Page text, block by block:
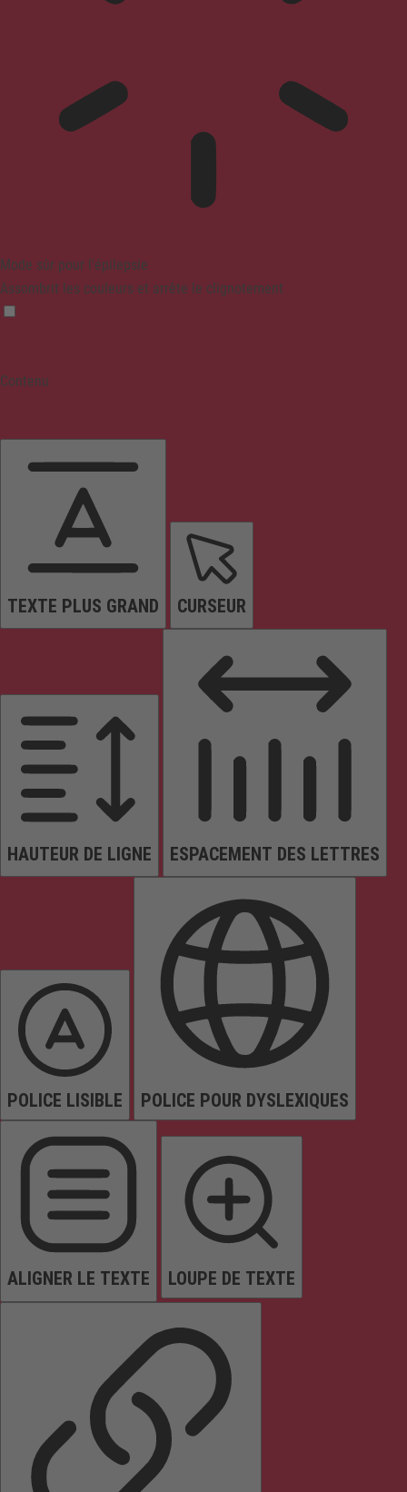
Mode sûr pour l'épilepsie
Assombrit les couleurs et arrête le clignotement
Contenu
TEXTE PLUS GRAND CURSEUR
HAUTEUR DE LIGNE ESPACEMENT DES LETTRES
POLICE LISIBLE POLICE POUR DYSLEXIQUES
ALIGNER LE TEXTE LOUPE DE TEXTE